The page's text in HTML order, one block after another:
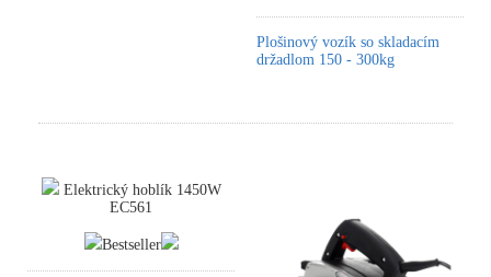
Plošinový vozík so skladacím
držadlom 150 - 300kg
Elektrický hoblík 1450W
EC561
Bestseller